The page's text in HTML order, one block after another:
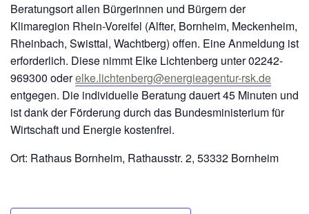
Beratungsort allen Bürgerinnen und Bürgern der
Klimaregion Rhein-Voreifel (Alfter, Bornheim, Meckenheim,
Rheinbach, Swisttal, Wachtberg) offen. Eine Anmeldung ist
erforderlich. Diese nimmt Elke Lichtenberg unter 02242-
969300 oderelke.lichtenberg@energieagentur-rsk.de
entgegen. Die individuelle Beratung dauert 45 Minuten und
ist dank der Förderung durch das Bundesministerium für
Wirtschaft und Energie kostenfrei.
Ort: Rathaus Bornheim, Rathausstr. 2, 53332 Bornheim